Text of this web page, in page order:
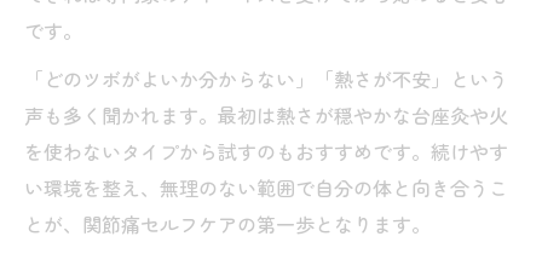
説
関節痛緩和に役立つお灸のツボの特徴とは
膝や指の関節痛を和らげるセルフお灸術
膝関節痛におすすめのお灸セルフケア手順
指の関節痛を和らげるお灸の具体的な方法
です。
「どのツボがよいか分からない」「熱さが不安」という
声も多く聞かれます。最初は熱さが穏やかな台座灸や火
を使わないタイプから試すのもおすすめです。続けやす
い環境を整え、無理のない範囲で自分の体と向き合うこ
とが、関節痛セルフケアの第一歩となります。